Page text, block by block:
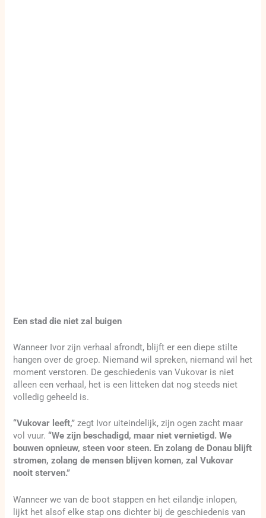
Een stad die niet zal buigen
Wanneer Ivor zijn verhaal afrondt, blijft er een diepe stilte
hangen over de groep. Niemand wil spreken, niemand wil het
moment verstoren. De geschiedenis van Vukovar is niet
alleen een verhaal, het is een litteken dat nog steeds niet
volledig geheeld is.
“Vukovar leeft,” zegt Ivor uiteindelijk, zijn ogen zacht maar
vol vuur.“We zijn beschadigd, maar niet vernietigd. We
bouwen opnieuw, steen voor steen. En zolang de Donau blijft
stromen, zolang de mensen blijven komen, zal Vukovar
nooit sterven.”
Wanneer we van de boot stappen en het eilandje inlopen,
lijkt het alsof elke stap ons dichter bij de geschiedenis van